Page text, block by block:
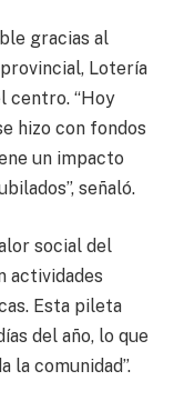
gracias al
Lotería
centro. “Hoy
hizo con fondos
un impacto
señaló.
social del
actividades
Esta pileta
del año, lo que
la comunidad”.